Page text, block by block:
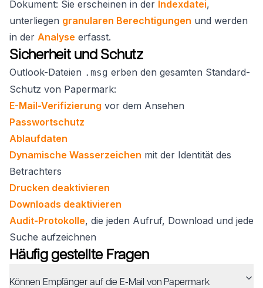
Dokument: Sie erscheinen in der Indexdatei,
unterliegen granularen Berechtigungen und werden
in der Analyse erfasst.
Sicherheit und Schutz
Outlook-Dateien .msg erben den gesamten Standard-
Schutz von Papermark:
E-Mail-Verifizierung vor dem Ansehen
Passwortschutz
Ablaufdaten
Dynamische Wasserzeichen mit der Identität des
Betrachters
Drucken deaktivieren
Downloads deaktivieren
Audit-Protokolle, die jeden Aufruf, Download und jede
Suche aufzeichnen
Häufig gestellte Fragen
Können Empfänger auf die E-Mail von Papermark